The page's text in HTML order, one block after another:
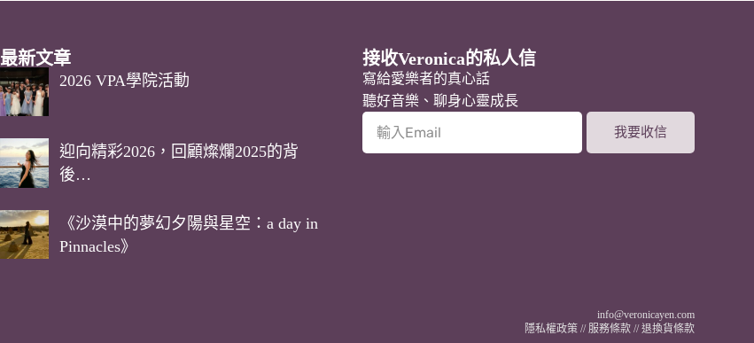
最新文章
2026 VPA學院活動
迎向精彩2026，回顧燦爛2025的背
後…
《沙漠中的夢幻夕陽與星空：a day in
Pinnacles》
接收Veronica的私人信
寫給愛樂者的真心話
聽好音樂、聊身心靈成長
我要收信
info@veronicayen.com
隱私權政策//服務條款//退換貨條款